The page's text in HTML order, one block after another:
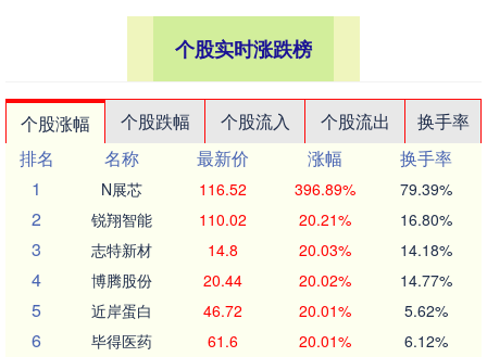
个股实时涨跌榜
个股涨幅 个股跌幅 个股流入 个股流出
换手率
排名
名称 最新价 涨幅
换手率
1
N展芯 116.52 396.89% 79.39%
2 锐翔智能 110.02 20.21% 16.80%
3 志特新材 14.8 20.03% 14.18%
4 博腾股份 20.44 20.02% 14.77%
5 近岸蛋白 46.72 20.01% 5.62%
6 毕得医药 61.6 20.01% 6.12%